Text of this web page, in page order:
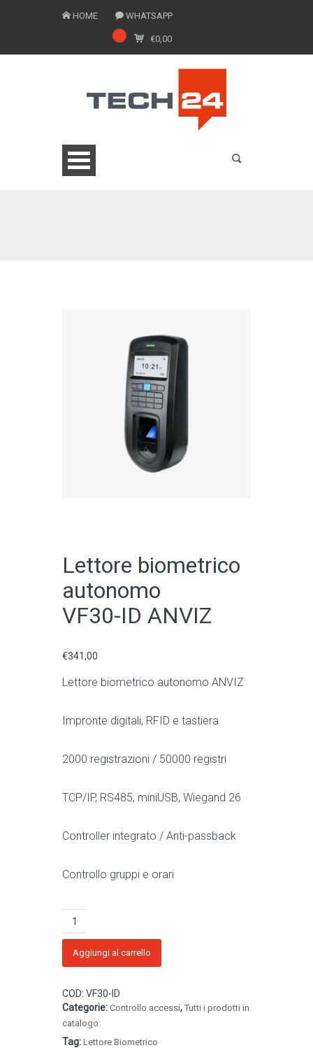
HOME WHATSAPP
€0,00
CATALOGO ONLINE
Lettore biometrico
autonomo
VF30-ID ANVIZ
€341,00
Lettore biometrico autonomo ANVIZ
Impronte digitali, RFID e tastiera
2000 registrazioni / 50000 registri
TCP/IP, RS485, miniUSB, Wiegand 26
Controller integrato / Anti-passback
Controllo gruppi e orari
Lettore
biometrico
autonomo
VF30-
ID
quantità
Aggiungi al carrello
COD: VF30-ID
Categorie: Controllo accessi, Tutti i prodotti in
catalogo
Tag: Lettore Biometrico